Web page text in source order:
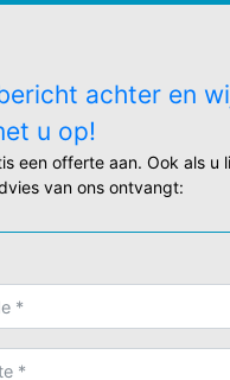
achter en
u op!
een offerte aan. Ook als u
van ons ontvangt: